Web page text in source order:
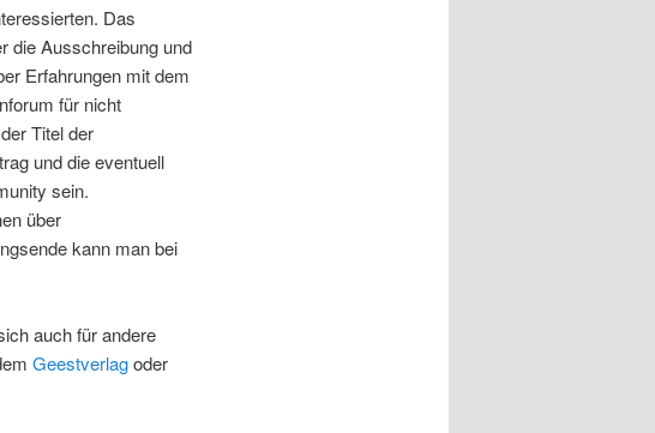
Das
die Ausschreibung und
Erfahrungen mit dem
für nicht
Titel der
und die eventuell
sein.
über
kann man bei
auch für andere
Geestverlagoder